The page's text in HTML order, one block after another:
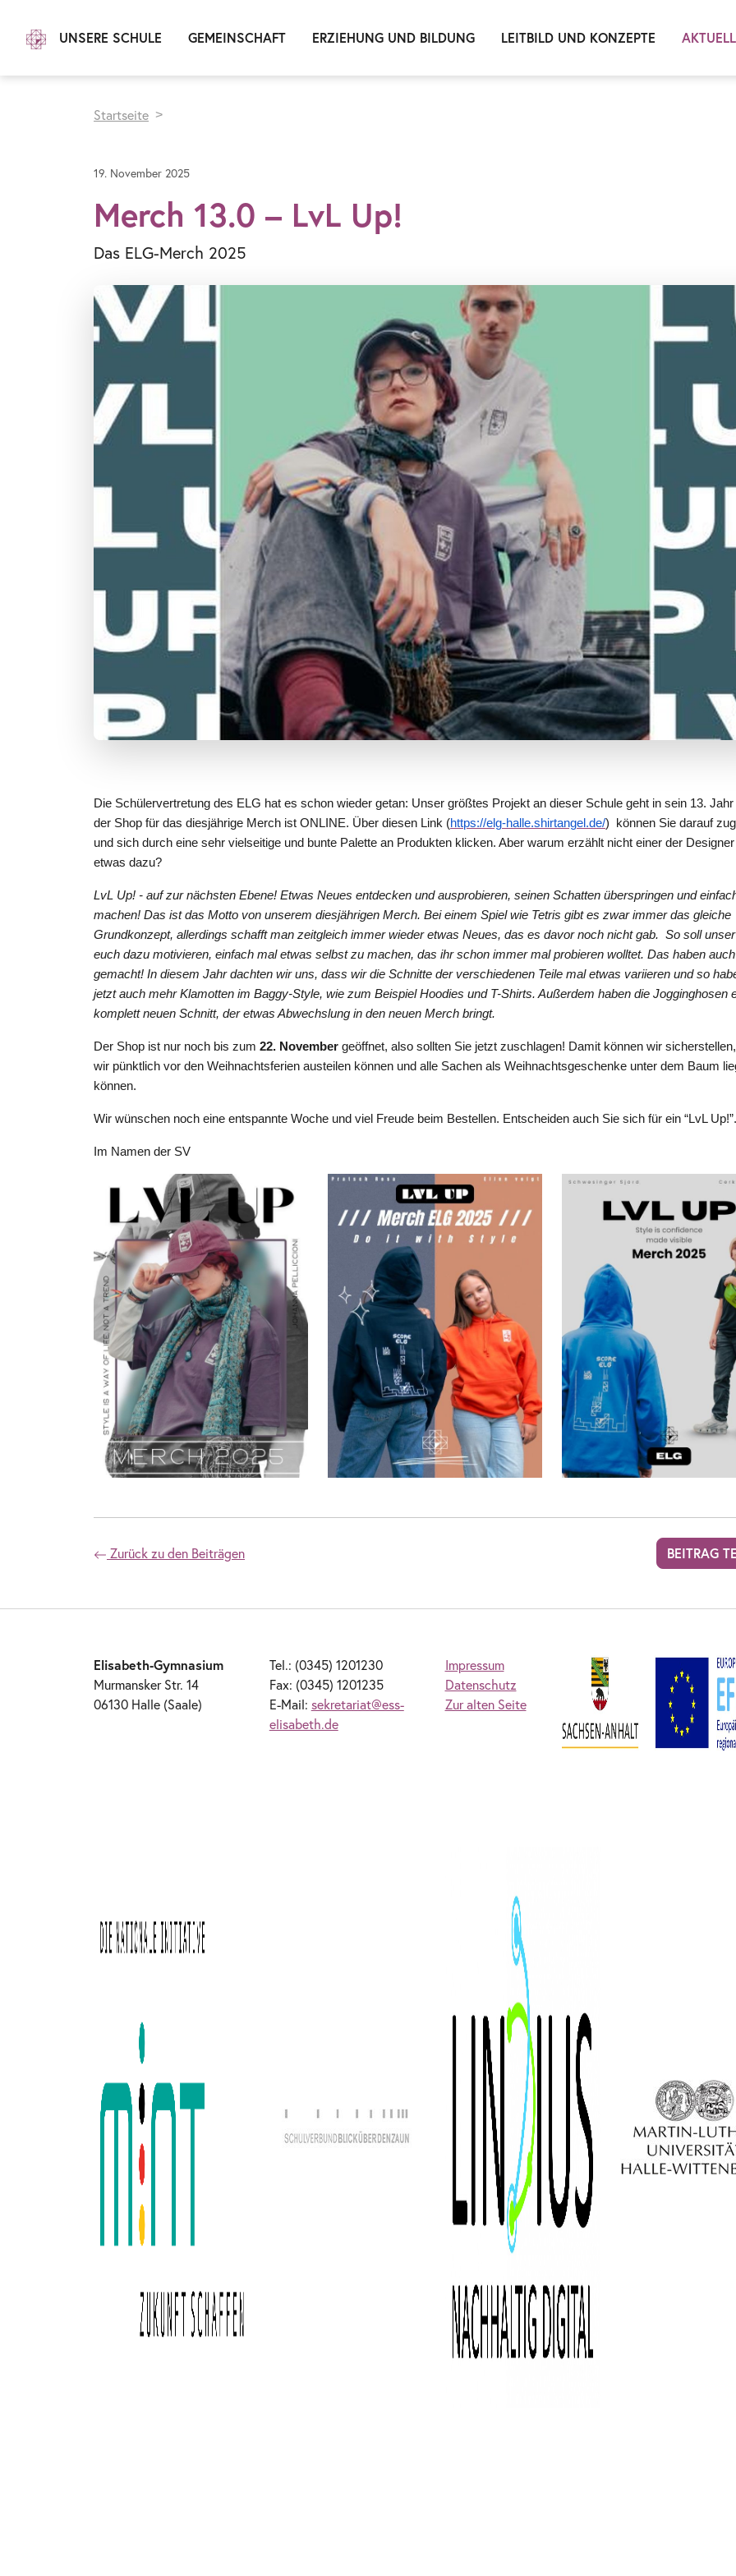
UNSERE SCHULE GEMEINSCHAFT ERZIEHUNG UND BILDUNG LEITBILD UND KONZEPTE
Startseite
19. November 2025
Merch 13.0 – LvL Up!
Das ELG-Merch 2025
Die Schülervertretung des ELG hat es schon wieder getan: Unser größtes Projekt an dieser Schule geht in sein 13. Jahr
der Shop für das diesjährige Merch ist ONLINE. Über diesen Link (https://elg-halle.shirtangel.de/) können Sie darauf
und sich durch eine sehr vielseitige und bunte Palette an Produkten klicken. Aber warum erzählt nicht einer der
etwas dazu?
LvL Up! - auf zur nächsten Ebene! Etwas Neues entdecken und ausprobieren, seinen Schatten überspringen und
machen! Das ist das Motto von unserem diesjährigen Merch. Bei einem Spiel wie Tetris gibt es zwar immer das gleiche
Grundkonzept, allerdings schafft man zeitgleich immer wieder etwas Neues, das es davor noch nicht gab. So soll
euch dazu motivieren, einfach mal etwas selbst zu machen, das ihr schon immer mal probieren wolltet. Das haben
gemacht! In diesem Jahr dachten wir uns, dass wir die Schnitte der verschiedenen Teile mal etwas variieren und so
jetzt auch mehr Klamotten im Baggy-Style, wie zum Beispiel Hoodies und T-Shirts. Außerdem haben die Jogginghosen
komplett neuen Schnitt, der etwas Abwechslung in den neuen Merch bringt.
Der Shop ist nur noch bis zum 22. November geöffnet, also sollten Sie jetzt zuschlagen! Damit können wir
wir pünktlich vor den Weihnachtsferien austeilen können und alle Sachen als Weihnachtsgeschenke unter dem Baum
können.
Wir wünschen noch eine entspannte Woche und viel Freude beim Bestellen. Entscheiden auch Sie sich für ein “LvL Up!”.
Im Namen der SV
Zurück zu den Beiträgen BEITRAG
Elisabeth-Gymnasium
Murmansker Str. 14
06130 Halle (Saale)
Tel.: (0345) 1201230
Fax: (0345) 1201235
E-Mail: sekretariat@ess-
elisabeth.de
Impressum
Datenschutz
Zur alten Seite